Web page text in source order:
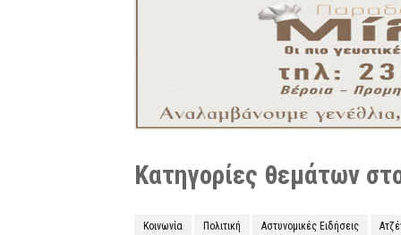
Κατηγορίες θεμάτων
Κοινωνία Πολιτική Αστυνομικές Ειδήσεις